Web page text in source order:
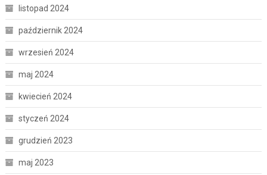
listopad 2024
październik 2024
wrzesień 2024
maj 2024
kwiecień 2024
styczeń 2024
grudzień 2023
maj 2023